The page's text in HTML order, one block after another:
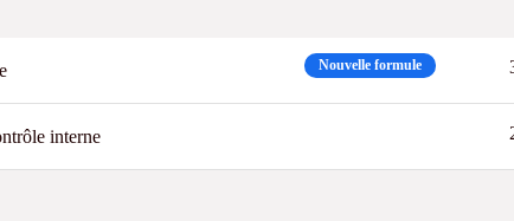
Nouvelle formule
interne